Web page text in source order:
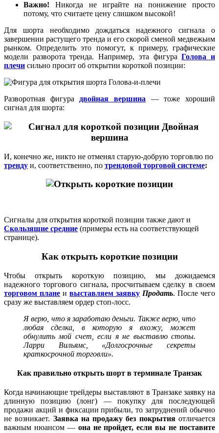
Важно! Никогда не играйте на понижение просто
потому, что считаете цену слишком высокой!
Для шорта необходимо дождаться надежного сигнала о
завершении растущего тренда и его скорой сменой медвежьим
рынком. Определить это помогут, к примеру, графические
модели разворота тренда. Например, эта фигураГолова и
плечи сильно просит об открытии короткой позиции:
Разворотная фигура двойная вершина — тоже хороший
сигнал для шорта:
И, конечно же, никто не отменял старую-добрую торговлю по
тренду и, соответственно, по трендовой торговой системе:
Сигналы для открытия короткой позиции также дают и
Скользящие средние (примеры есть на соответствующей
странице).
Как открыть короткие позиции
Чтобы открыть короткую позицию, мы дожидаемся
надежного торгового сигнала, просчитываем сделку в своем
торговом плане и выставляем заявку Продать. После чего
сразу же выставляем ордер стоп-лосс.
Я верю, что я заработаю деньги. Также верю, что
любая сделка, в которую я вхожу, может
обнулить мой счет, если я не выставлю стопы.
Ларри Вильямс, «Долгосрочные секреты
краткосрочной торговли».
Как правильно открыть шорт в терминале Транзак
Когда начинающие трейдеры выставляют в Транзаке заявку на
длинную позицию (лонг) — покупку для последующей
продажи акций и фиксации прибыли, то затруднений обычно
не возникает. Заявка на продажу без покрытияотличается
важным нюансом — она не пройдет, если вы не поставите